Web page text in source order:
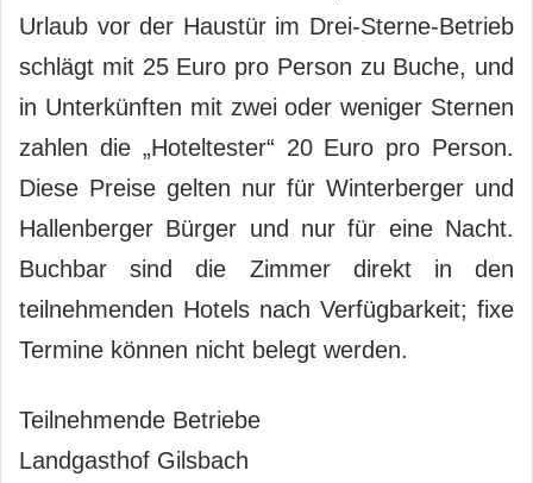
Urlaub vor der Haustür im Drei-Sterne-Betrieb
schlägt mit 25 Euro pro Person zu Buche, und
in Unterkünften mit zwei oder weniger Sternen
zahlen die „Hoteltester“ 20 Euro pro Person.
Diese Preise gelten nur für Winterberger und
Hallenberger Bürger und nur für eine Nacht.
Buchbar sind die Zimmer direkt in den
teilnehmenden Hotels nach Verfügbarkeit; fixe
Termine können nicht belegt werden.
Teilnehmende Betriebe
Landgasthof Gilsbach